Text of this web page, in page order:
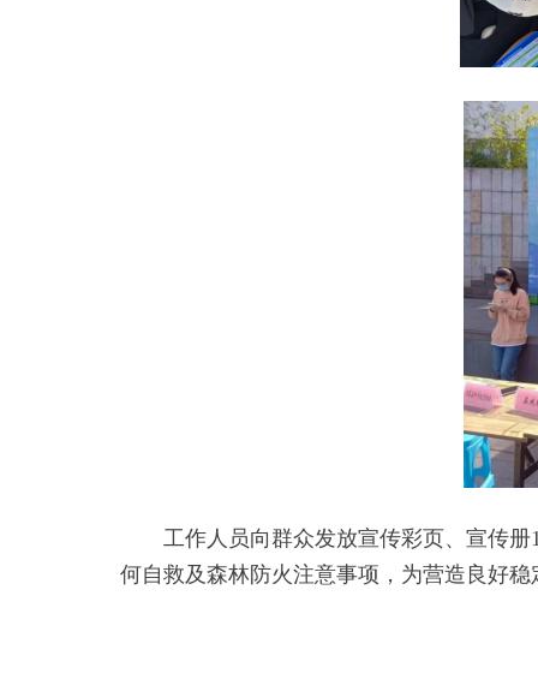
工作人员向群众发放宣传彩页、宣传
何自救及森林防火注意事项，为营造良好